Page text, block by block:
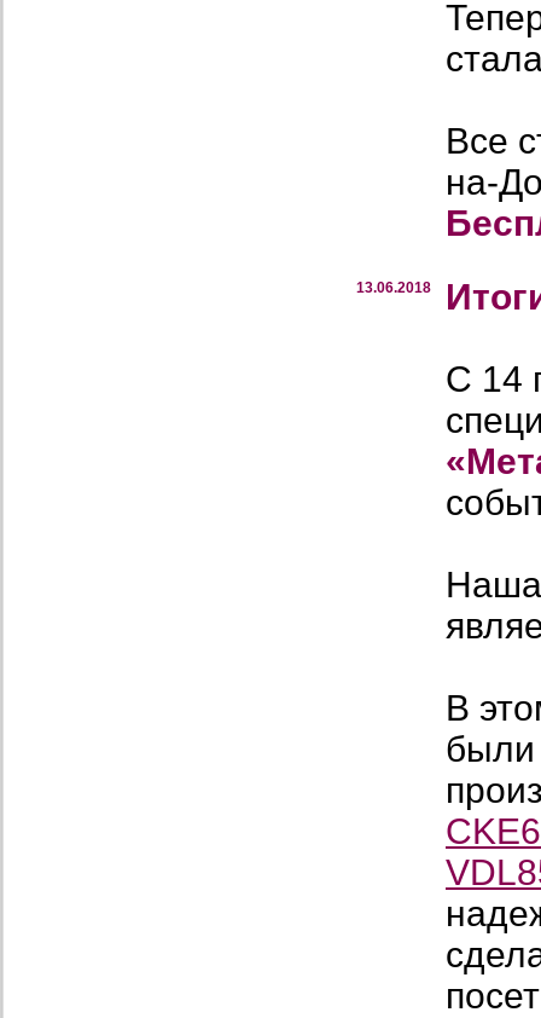
Все
на-
13.06.2018
С 14
Наша
В
были